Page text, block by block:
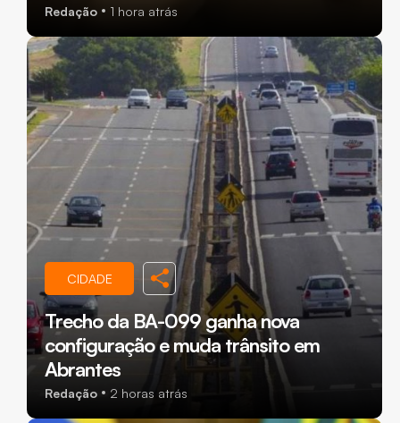
Redação 1 hora atrás
CIDADE
Trecho da BA-099 ganha nova
configuração e muda trânsito em
Abrantes
Redação 2 horas atrás